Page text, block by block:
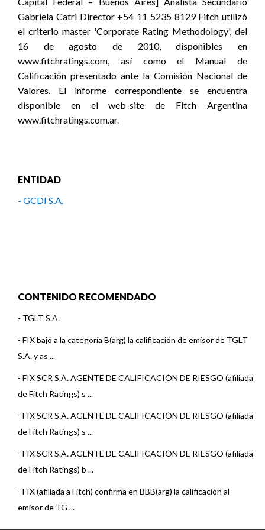
Gabriela Catri Director +54 11 5235 8129 Fitch utilizó
el criterio master 'Corporate Rating Methodology', del
16 de agosto de 2010, disponibles en
www.fitchratings.com, así como el Manual de
Calificación presentado ante la Comisión Nacional de
Valores. El informe correspondiente se encuentra
disponible en el web-site de Fitch Argentina
www.fitchratings.com.ar.
ENTIDAD
- GCDI S.A.
CONTENIDO RECOMENDADO
- TGLT S.A.
- FIX bajó a la categoría B(arg) la calificación de emisor de TGLT
S.A. y as ...
- FIX SCR S.A. AGENTE DE CALIFICACIÓN DE RIESGO (afiliada
de Fitch Ratings) s ...
- FIX SCR S.A. AGENTE DE CALIFICACIÓN DE RIESGO (afiliada
de Fitch Ratings) s ...
- FIX SCR S.A. AGENTE DE CALIFICACIÓN DE RIESGO (afiliada
de Fitch Ratings) b ...
- FIX (afiliada a Fitch) confirma en BBB(arg) la calificación al
emisor de TG ...